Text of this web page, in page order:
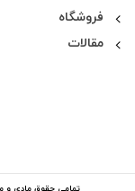
فروشگاه
مقالات